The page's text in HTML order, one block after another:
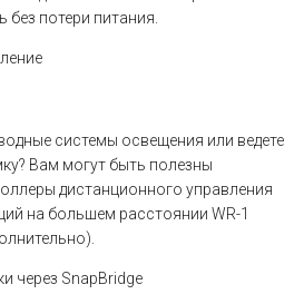
без потери питания.
системы освещения или ведете
Вам могут быть полезны
дистанционного управления
на большем расстоянии WR-1
через SnapBridge